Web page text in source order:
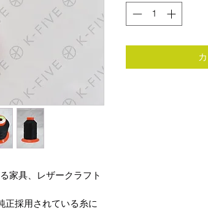
家具、レザークラフト
正採用されている糸に